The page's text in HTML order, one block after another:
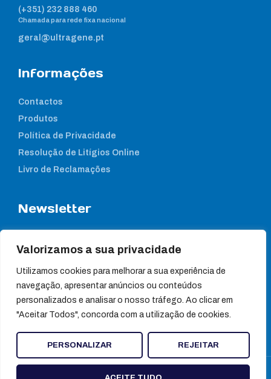
Valorizamos a sua privacidade
Utilizamos cookies para melhorar a sua experiência de
navegação, apresentar anúncios ou conteúdos
personalizados e analisar o nosso tráfego. Ao clicar em
"Aceitar Todos", concorda com a utilização de cookies.
PERSONALIZAR REJEITAR
(+351) 232 888 460
Chamada para rede fixa nacional
geral@ultragene.pt
Informações
Contactos
Produtos
Política de Privacidade
Resolução de Litígios Online
Livro de Reclamações
Newsletter
notícias
© Ultragene